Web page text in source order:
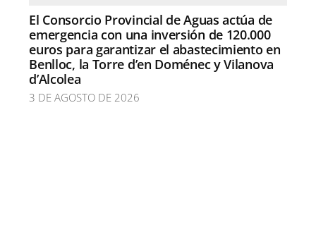
El Consorcio Provincial de Aguas actúa de
emergencia con una inversión de 120.000
euros para garantizar el abastecimiento en
Benlloc, la Torre d’en Doménec y Vilanova
d’Alcolea
3 DE AGOSTO DE 2026